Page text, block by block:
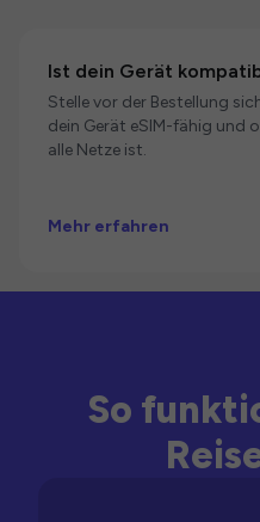
Ist dein Gerät
Stelle vor der Bestellung
dein Gerät eSIM-fähig und
alle Netze ist.
Mehr erfahren
So